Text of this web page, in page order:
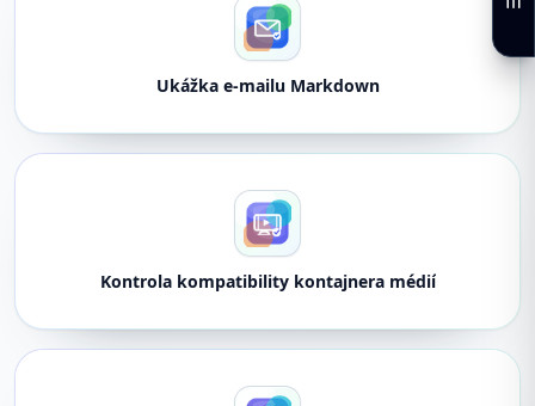
Ukážka e-mailu Markdown
Kontrola kompatibility kontajnera médií